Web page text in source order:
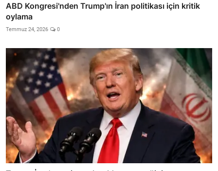
ABD Kongresi'nden Trump'ın İran politikası için kritik
oylama
Temmuz 24, 2026 0